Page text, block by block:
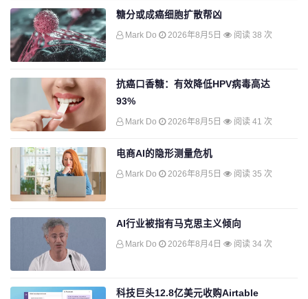
糖分或成癌细胞扩散帮凶
Mark Do 2026年8月5日 阅读 38 次
抗癌口香糖：有效降低HPV病毒高达
93%
Mark Do 2026年8月5日 阅读 41 次
电商AI的隐形测量危机
Mark Do 2026年8月5日 阅读 35 次
AI行业被指有马克思主义倾向
Mark Do 2026年8月4日 阅读 34 次
科技巨头12.8亿美元收购Airtable